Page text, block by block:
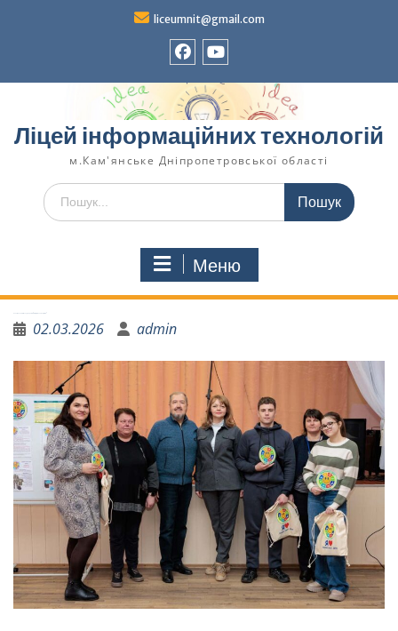
liceumnit@gmail.com
Ліцей інформаційних технологій
м.Кам'янське Дніпропетровської області
Меню
02.03.2026 admin